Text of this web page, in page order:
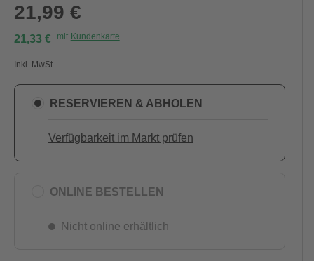
21,99 €
21,33 € mit Kundenkarte
Inkl. MwSt.
RESERVIEREN & ABHOLEN
Verfügbarkeit im Markt prüfen
ONLINE BESTELLEN
Nicht online erhältlich